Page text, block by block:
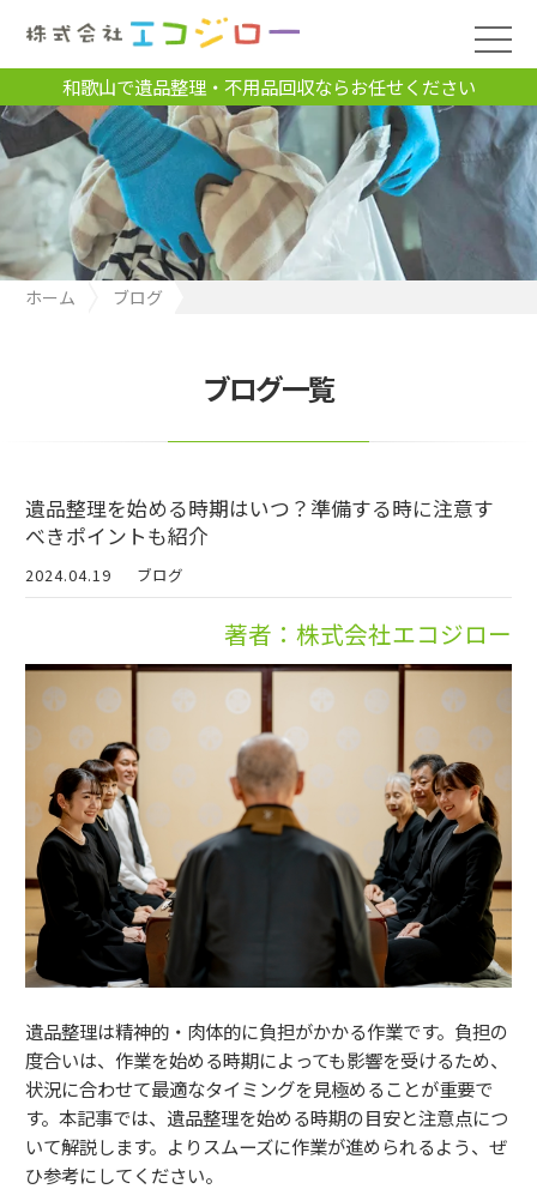
和歌山で遺品整理・不用品回収ならお任せください
ホーム
ブログ
ブログ一覧
遺品整理を始める時期はいつ？準備する時に注意す
べきポイントも紹介
2024.04.19 ブログ
著者：株式会社エコジロー
遺品整理は精神的・肉体的に負担がかかる作業です。負担の
度合いは、作業を始める時期によっても影響を受けるため、
状況に合わせて最適なタイミングを見極めることが重要で
す。本記事では、遺品整理を始める時期の目安と注意点につ
いて解説します。よりスムーズに作業が進められるよう、ぜ
ひ参考にしてください。